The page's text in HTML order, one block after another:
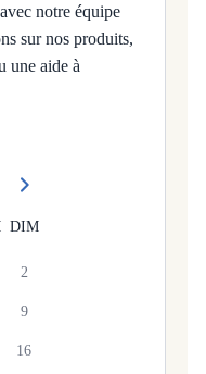
notre équipe
sur nos produits,
une aide à
DIM
2
9
16